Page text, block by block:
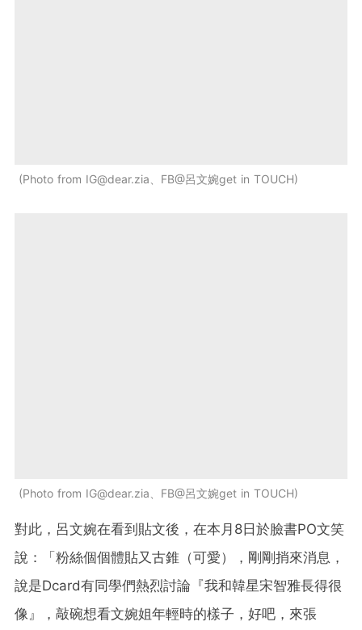
Photo from IG@dear.zia 、FB@呂文婉get in TOUCH
Photo from IG@dear.zia 、FB@呂文婉get in TOUCH
對此，呂文婉在看到貼文後，在本月8日於臉書PO文笑
說：「粉絲個個體貼又古錐（可愛），剛剛捎來消息，
說是Dcard有同學們熱烈討論『我和韓星宋智雅長得很
像』，敲碗想看文婉姐年輕時的樣子，好吧，來張